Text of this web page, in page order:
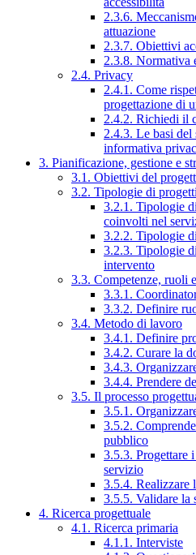
2.3.6.
attuazione
2.3.7. Obiettivi
2.3.8. Normativa
2.4. Privacy
2.4.1. Come
progettazione di
2.4.2. Richiedi il
2.4.3. Le basi del
informativa
3. Pianificazione, gestione e
3.1. Obiettivi del
3.2. Tipologie di progetti
3.2.1. Tipologie
coinvolti nel
3.2.2. Tipologie
3.2.3. Tipologie
intervento
3.3. Competenze, ruoli
3.3.1.
3.3.2. Definire
3.4. Metodo di lavoro
3.4.1. Definire
3.4.2. Curare la
3.4.3.
3.4.4. Prendere
3.5. Il processo
3.5.1.
3.5.2.
pubblico
3.5.3. Progettare
servizio
3.5.4. Realizzare
3.5.5. Validare la
4. Ricerca progettuale
4.1. Ricerca primaria
4.1.1. Interviste